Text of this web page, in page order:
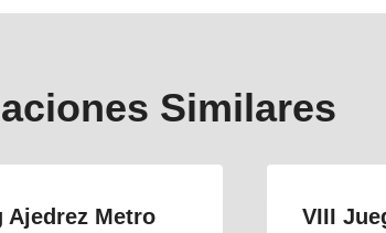
Similares
Ajedrez Metro
VIII